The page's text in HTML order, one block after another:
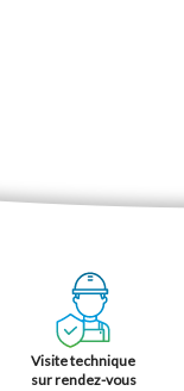
Visite technique
sur rendez-vous